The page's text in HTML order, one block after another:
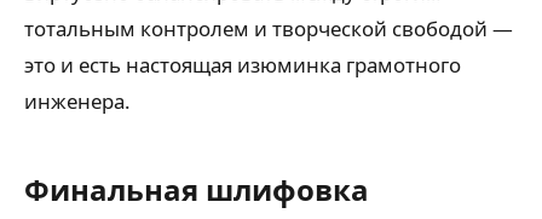
тотальным контролем и творческой свободой —
это и есть настоящая изюминка грамотного
инженера.
Финальная шлифовка